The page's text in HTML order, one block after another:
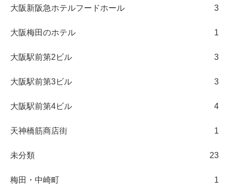
大阪新阪急ホテルフードホール 3
大阪梅田のホテル 1
大阪駅前第2ビル 3
大阪駅前第3ビル 3
大阪駅前第4ビル 4
天神橋筋商店街 1
未分類 23
梅田・中崎町 1